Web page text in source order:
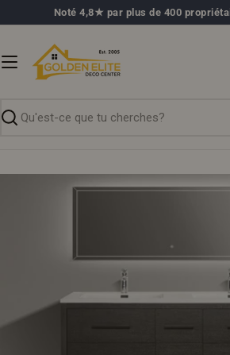
au
Noté 4,8★ par plus de 400
Recherche